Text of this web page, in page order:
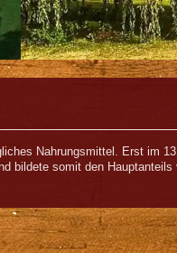
Nahrungsmittel. Erst im
bildete somit den Hauptanteils